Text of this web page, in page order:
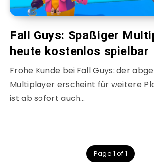
Fall Guys: Spaßiger
heute kostenlos spielbar
Frohe Kunde bei Fall Guys: der
Multiplayer erscheint für weitere
ist ab sofort auch…
Page 1 of 1